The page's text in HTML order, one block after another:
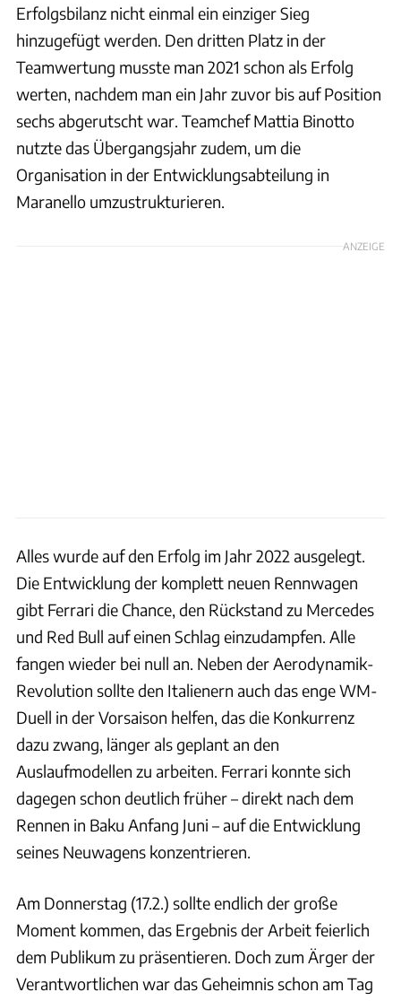
Erfolgsbilanz nicht einmal ein einziger Sieg
hinzugefügt werden. Den dritten Platz in der
Teamwertung musste man 2021 schon als Erfolg
werten, nachdem man ein Jahr zuvor bis auf Position
sechs abgerutscht war. Teamchef Mattia Binotto
nutzte das Übergangsjahr zudem, um die
Organisation in der Entwicklungsabteilung in
Maranello umzustrukturieren.
ANZEIGE
Alles wurde auf den Erfolg im Jahr 2022 ausgelegt.
Die Entwicklung der komplett neuen Rennwagen
gibt Ferrari die Chance, den Rückstand zu Mercedes
und Red Bull auf einen Schlag einzudampfen. Alle
fangen wieder bei null an. Neben der Aerodynamik-
Revolution sollte den Italienern auch das enge WM-
Duell in der Vorsaison helfen, das die Konkurrenz
dazu zwang, länger als geplant an den
Auslaufmodellen zu arbeiten. Ferrari konnte sich
dagegen schon deutlich früher – direkt nach dem
Rennen in Baku Anfang Juni – auf die Entwicklung
seines Neuwagens konzentrieren.
Am Donnerstag (17.2.) sollte endlich der große
Moment kommen, das Ergebnis der Arbeit feierlich
dem Publikum zu präsentieren. Doch zum Ärger der
Verantwortlichen war das Geheimnis schon am Tag